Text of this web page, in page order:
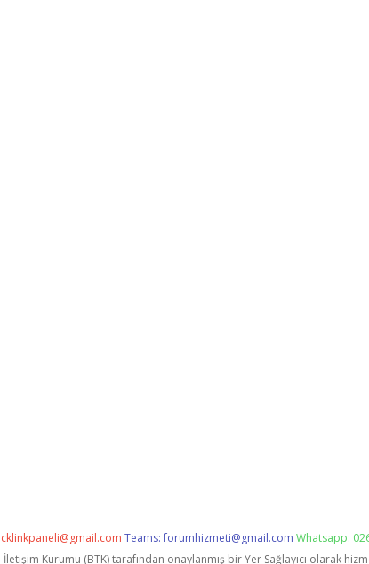
Teams:forumhizmeti@gmail.com Whatsapp:
İletişim Kurumu (BTK) tarafından onaylanmış bir Yer Sağlayıcı